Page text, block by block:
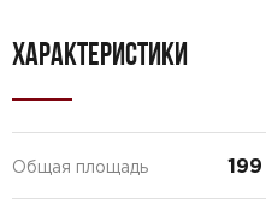
ХАРАКТЕРИСТИКИ
Общая площадь